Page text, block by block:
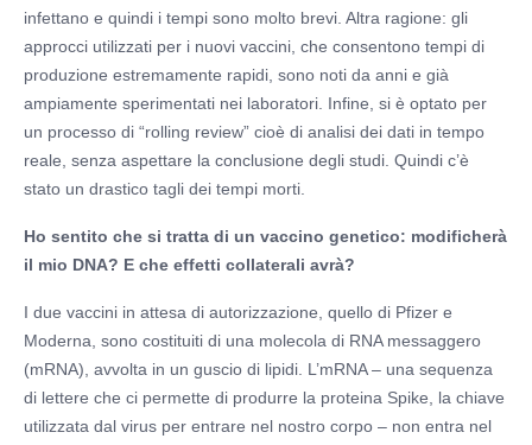
infettano e quindi i tempi sono molto brevi. Altra ragione: gli
approcci utilizzati per i nuovi vaccini, che consentono tempi di
produzione estremamente rapidi, sono noti da anni e già
ampiamente sperimentati nei laboratori. Infine, si è optato per
un processo di “rolling review” cioè di analisi dei dati in tempo
reale, senza aspettare la conclusione degli studi. Quindi c’è
stato un drastico tagli dei tempi morti.
Ho sentito che si tratta di un vaccino genetico: modificherà
il mio DNA? E che effetti collaterali avrà?
I due vaccini in attesa di autorizzazione, quello di Pfizer e
Moderna, sono costituiti di una molecola di RNA messaggero
(mRNA), avvolta in un guscio di lipidi. L’mRNA – una sequenza
di lettere che ci permette di produrre la proteina Spike, la chiave
utilizzata dal virus per entrare nel nostro corpo – non entra nel